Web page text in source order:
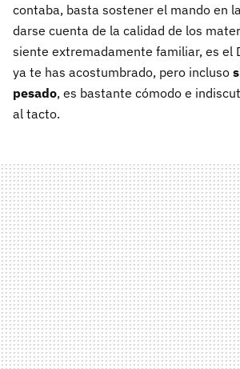
contaba, basta sostener el mando en
darse cuenta de la calidad de los
siente extremadamente familiar, es el
ya te has acostumbrado, pero incluso
pesado, es bastante cómodo e
al tacto.